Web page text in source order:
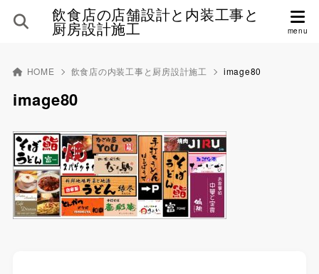
飲食店の店舗設計と内装工事と
厨房設計施工
HOME 飲食店の内装工事と厨房設計施工 image80
image80